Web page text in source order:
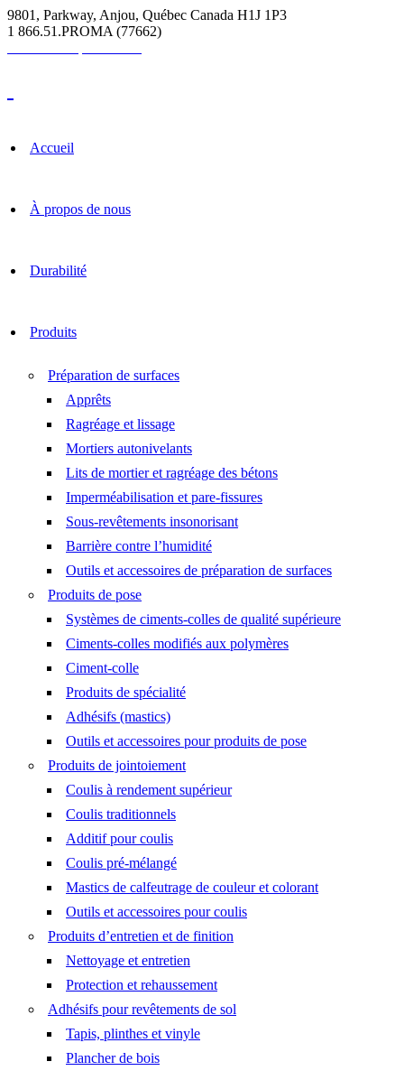
9801, Parkway, Anjou, Québec Canada H1J 1P3
1 866.51.PROMA (77662)
Accueil
À propos de nous
Durabilité
Produits
Préparation de surfaces
Apprêts
Ragréage et lissage
Mortiers autonivelants
Lits de mortier et ragréage des bétons
Imperméabilisation et pare-fissures
Sous-revêtements insonorisant
Barrière contre l’humidité
Outils et accessoires de préparation de surfaces
Produits de pose
Systèmes de ciments-colles de qualité supérieure
Ciments-colles modifiés aux polymères
Ciment-colle
Produits de spécialité
Adhésifs (mastics)
Outils et accessoires pour produits de pose
Produits de jointoiement
Coulis à rendement supérieur
Coulis traditionnels
Additif pour coulis
Coulis pré-mélangé
Mastics de calfeutrage de couleur et colorant
Outils et accessoires pour coulis
Produits d’entretien et de finition
Nettoyage et entretien
Protection et rehaussement
Adhésifs pour revêtements de sol
Tapis, plinthes et vinyle
Plancher de bois